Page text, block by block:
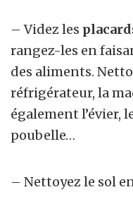
– Videz les
rangez-les en
des aliments.
réfrigérateur, la
également l’évier,
poubelle…
– Nettoyez le sol